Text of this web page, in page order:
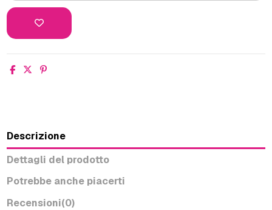
Descrizione
Dettagli del prodotto
Potrebbe anche piacerti
Recensioni(0)